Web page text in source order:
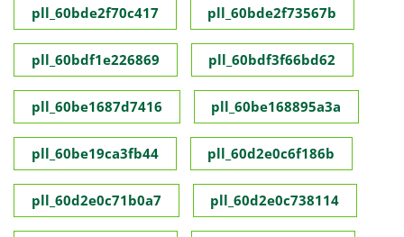
pll_60bde2f70c417 pll_60bde2f73567b
pll_60bdf1e226869 pll_60bdf3f66bd62
pll_60be1687d7416 pll_60be168895a3a
pll_60be19ca3fb44 pll_60d2e0c6f186b
pll_60d2e0c71b0a7 pll_60d2e0c738114